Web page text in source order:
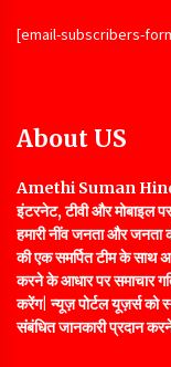
[email-subscribers-
About US
Amethi Suman
इंटरनेट, टीवी और मोबाइल
हमारी नींव जनता और जनता
की एक समर्पित टीम के साथ
करने के आधार पर समाचार
करेंग| न्यूज़ पोर्टल यूज़र्स को
संबंधित जानकारी प्रदान